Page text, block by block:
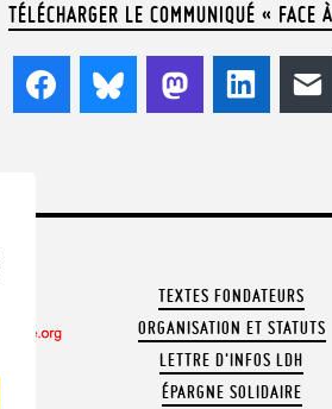
TÉLÉCHARGER LE COMMUNIQUÉ «
FacebookBlueskyMastodon
TEXTES FONDATEURS
ORGANISATION ET STATUTS
LETTRE D'INFOS LDH
ÉPARGNE SOLIDAIRE